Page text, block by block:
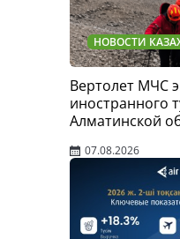
НОВОСТИ
Вертолет МЧС
иностранного
Алматинской
07.08.2026